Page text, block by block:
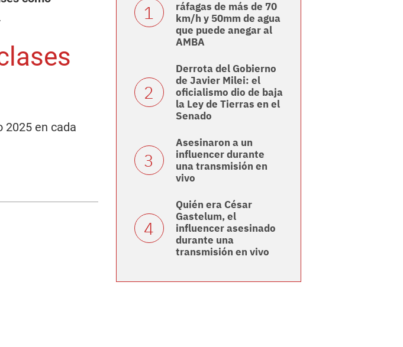
2025 en cada
ráfagas de más de 70
km/h y 50mm de agua
que puede anegar al
AMBA
Derrota del Gobierno
de Javier Milei: el
oficialismo dio de baja
la Ley de Tierras en el
Senado
Asesinaron a un
influencer durante
una transmisión en
vivo
Quién era César
Gastelum, el
influencer asesinado
durante una
transmisión en vivo